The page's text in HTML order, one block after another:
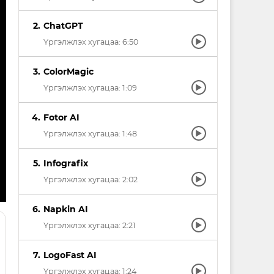
arrow_right
ChatGPT
Үргэлжлэх хугацаа: 6:50
arrow_right
ColorMagic
Үргэлжлэх хугацаа: 1:09
arrow_right
Fotor AI
Үргэлжлэх хугацаа: 1:48
arrow_right
Infografix
Үргэлжлэх хугацаа: 2:02
arrow_right
Napkin AI
Үргэлжлэх хугацаа: 2:21
arrow_right
LogoFast AI
Үргэлжлэх хугацаа: 1:24